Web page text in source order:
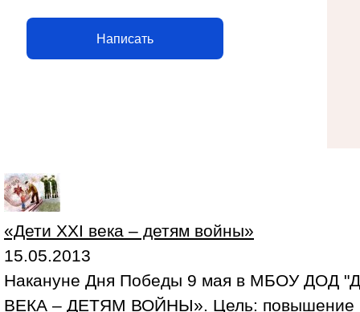
Написать
«Дети XXI века – детям войны»
15.05.2013
Накануне Дня Победы 9 мая в МБОУ ДОД
ВЕКА – ДЕТЯМ ВОЙНЫ». Цель: повышение